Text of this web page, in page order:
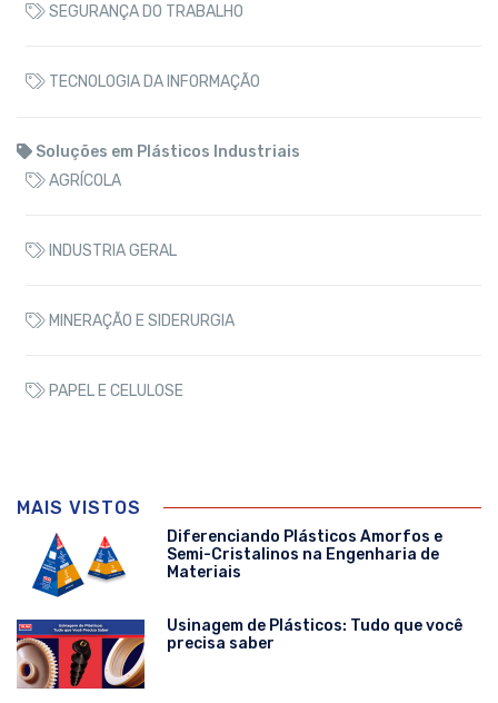
SEGURANÇA DO TRABALHO
TECNOLOGIA DA INFORMAÇÃO
Soluções em Plásticos Industriais
AGRÍCOLA
INDUSTRIA GERAL
MINERAÇÃO E SIDERURGIA
PAPEL E CELULOSE
MAIS VISTOS
Diferenciando Plásticos Amorfos e
Semi-Cristalinos na Engenharia de
Materiais
Usinagem de Plásticos: Tudo que você
precisa saber